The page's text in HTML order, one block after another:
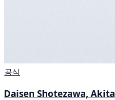
공식
Daisen Shotezawa, Akita